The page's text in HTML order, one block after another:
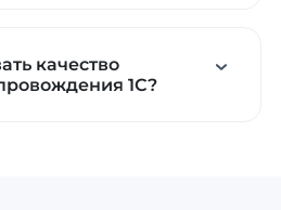
качество
1С?